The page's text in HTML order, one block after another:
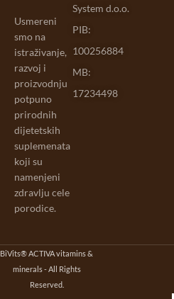
Usmereni
smo na
istraživanje,
razvoj i
proizvodnju
potpuno
prirodnih
dijetetskih
suplemenata
koji su
namenjeni
zdravlju cele
porodice.
System d.o.o.
PIB:
100256884
MB:
17234498
BiVits® ACTIVA vitamins &
minerals - All Rights
Reserved.